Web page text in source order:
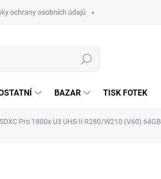
ochrany osobních údajů
Hledat
BAZAR TISK FOTEK
SDXC Pro 1800x U3 UHS-II R280/W210 (V60) 64GB